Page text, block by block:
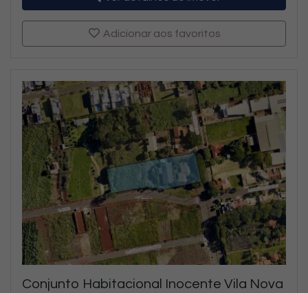
Adicionar aos favoritos
Conjunto Habitacional Inocente Vila Nova